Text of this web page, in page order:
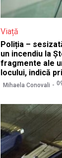
Viață
Poliția –
un incendiu la
fragmente ale
locului, indică
Mihaela Conovali